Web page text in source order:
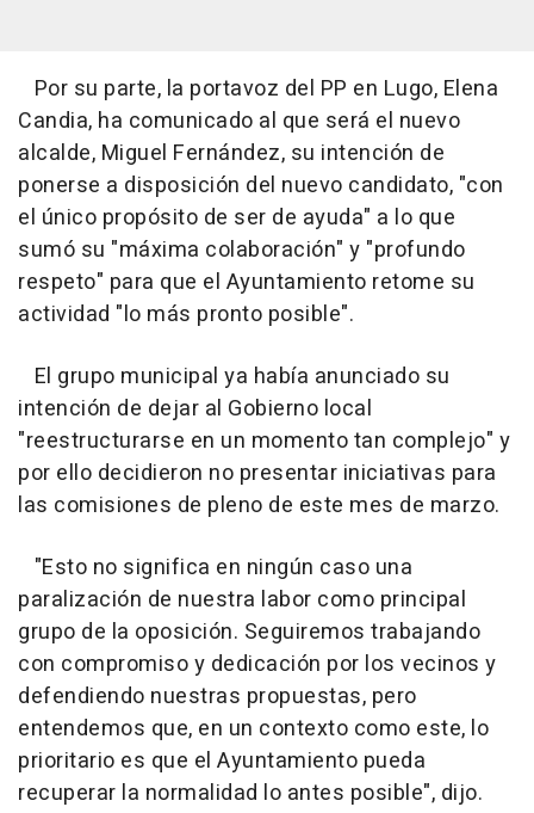
Por su parte, la portavoz del PP en Lugo, Elena
Candia, ha comunicado al que será el nuevo
alcalde, Miguel Fernández, su intención de
ponerse a disposición del nuevo candidato, "con
el único propósito de ser de ayuda" a lo que
sumó su "máxima colaboración" y "profundo
respeto" para que el Ayuntamiento retome su
actividad "lo más pronto posible".
El grupo municipal ya había anunciado su
intención de dejar al Gobierno local
"reestructurarse en un momento tan complejo" y
por ello decidieron no presentar iniciativas para
las comisiones de pleno de este mes de marzo.
"Esto no significa en ningún caso una
paralización de nuestra labor como principal
grupo de la oposición. Seguiremos trabajando
con compromiso y dedicación por los vecinos y
defendiendo nuestras propuestas, pero
entendemos que, en un contexto como este, lo
prioritario es que el Ayuntamiento pueda
recuperar la normalidad lo antes posible", dijo.